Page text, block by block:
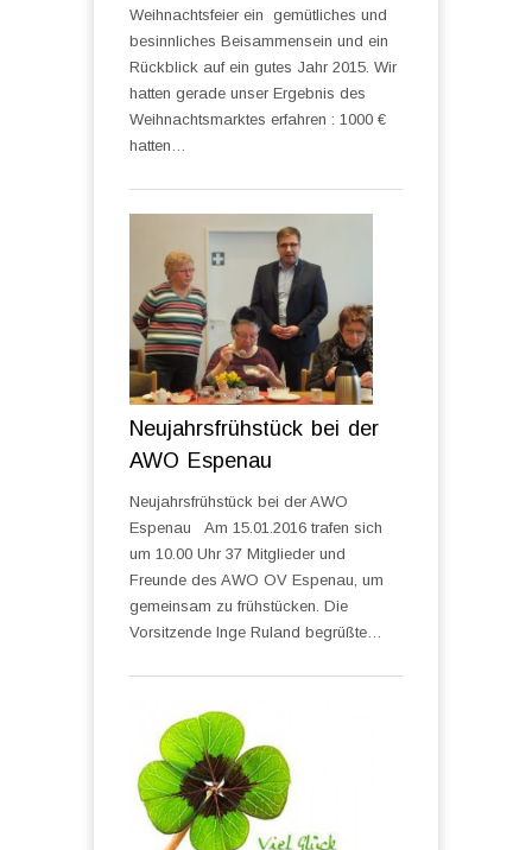
Weihnachtsfeier ein gemütliches und
besinnliches Beisammensein und ein
Rückblick auf ein gutes Jahr 2015. Wir
hatten gerade unser Ergebnis des
Weihnachtsmarktes erfahren : 1000 €
hatten…
Neujahrsfrühstück bei der
AWO Espenau
Neujahrsfrühstück bei der AWO
Espenau Am 15.01.2016 trafen sich
um 10.00 Uhr 37 Mitglieder und
Freunde des AWO OV Espenau, um
gemeinsam zu frühstücken. Die
Vorsitzende Inge Ruland begrüßte…